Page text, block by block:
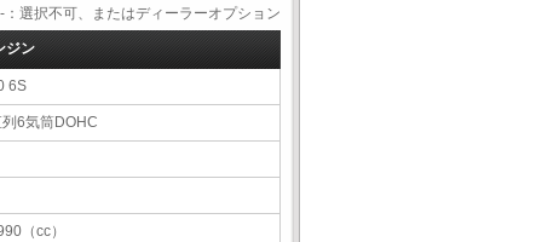
択不可、またはディーラーオプション
ジン
6S
6気筒DOHC
（cc）